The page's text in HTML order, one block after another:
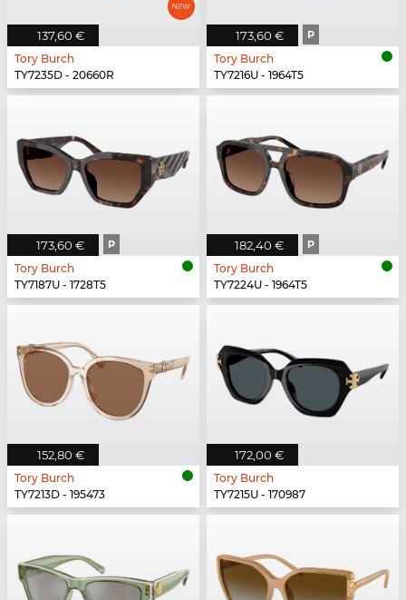
137,60 €
Tory Burch
TY7235D - 20660R
173,60 € P
Tory Burch
TY7216U - 1964T5
173,60 € P
Tory Burch
TY7187U - 1728T5
182,40 € P
Tory Burch
TY7224U - 1964T5
152,80 €
Tory Burch
TY7213D - 195473
172,00 €
Tory Burch
TY7215U - 170987